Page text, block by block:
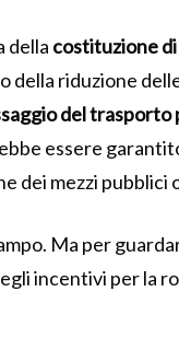
della costituzione
della riduzione
del trasporto
essere
dei mezzi pubblici
Ma per
incentivi per la